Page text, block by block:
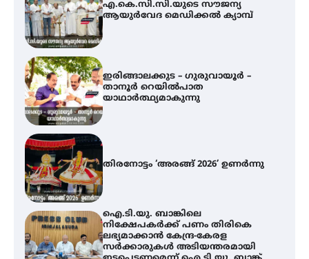
താനൂർ റെയിൽപാത
യാഥാർത്ഥ്യമാകുന്നു
തിരനോട്ടം ‘അരങ്ങ് 2026’ ഉണർന്നു
നിക്ഷേപകർക്ക് പണം തിരികെ
ലഭ്യമാക്കാൻ കേന്ദ്ര-കേരള
സർക്കാരുകൾ അടിയന്തരമായി
ഇടപെടണമെന്ന് ഐ.ടി.യു. ബാങ്ക്
നിക്ഷേപക സംരക്ഷണ സമിതി
ശക്തമായ കാറ്റിന് സാധ്യത –
ആഗസ്റ്റ് 12 വരെ മഴ തുടരും,
തൃശൂർ ജില്ലയിൽ മഞ്ഞ അലർട്ട്